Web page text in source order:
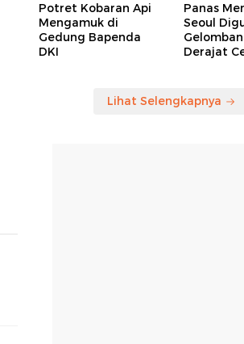
Potret Kobaran Api
Mengamuk di
Gedung Bapenda
DKI
Panas
Seoul
Derajat
Lihat Selengkapnya